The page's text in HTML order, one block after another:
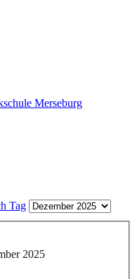
2025